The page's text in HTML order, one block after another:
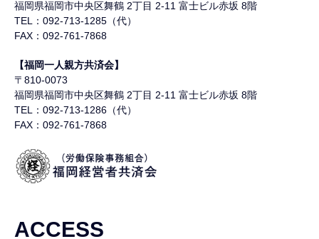
福岡県福岡市中央区舞鶴 2丁目 2-11 富士ビル赤坂 8階
TEL：092-713-1285（代）
FAX：092-761-7868
【福岡一人親方共済会】
〒810-0073
福岡県福岡市中央区舞鶴 2丁目 2-11 富士ビル赤坂 8階
TEL：092-713-1286（代）
FAX：092-761-7868
ACCESS